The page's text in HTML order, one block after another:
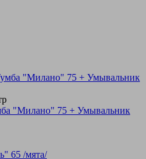
"Милано" 75 + Умывальник